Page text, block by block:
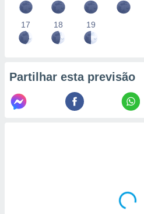
17 18 19
Partilhar esta previsão